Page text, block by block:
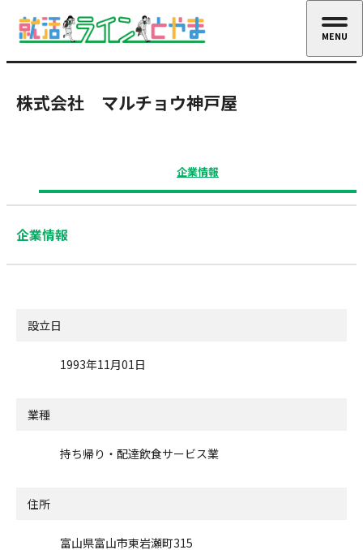
株式会社 マルチョウ神戸屋
企業情報
企業情報
設立日
1993年11月01日
業種
持ち帰り・配達飲食サービス業
住所
富山県富山市東岩瀬町315
MENU